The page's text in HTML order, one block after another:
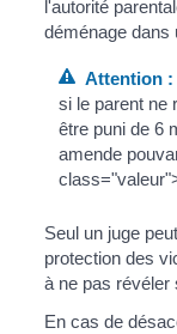
l'autorité
déménage dans
Attention :
si le parent ne
être puni de 6
amende
Seul un juge
protection des
à ne pas révéler
En cas de